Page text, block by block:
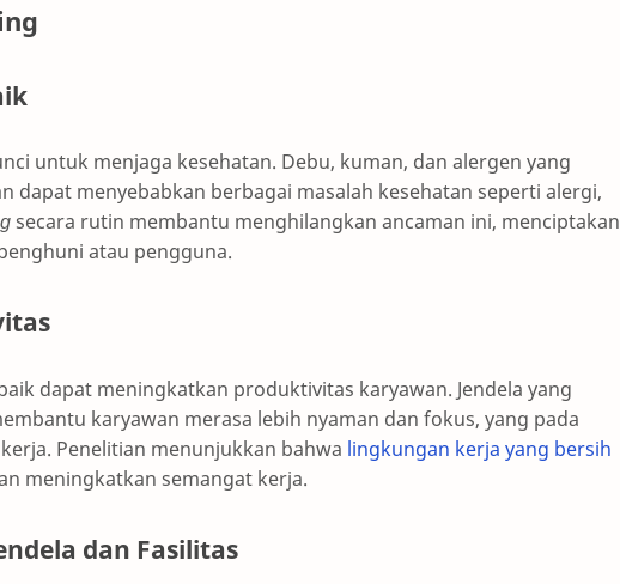
untuk menjaga kesehatan. Debu, kuman, dan alergen yang
dapat menyebabkan berbagai masalah kesehatan seperti alergi,
secara rutin membantu menghilangkan ancaman ini, menciptakan
atau pengguna.
dapat meningkatkan produktivitas karyawan. Jendela yang
karyawan merasa lebih nyaman dan fokus, yang pada
Penelitian menunjukkan bahwa lingkungan kerja yang bersih
meningkatkan semangat kerja.
dan Fasilitas